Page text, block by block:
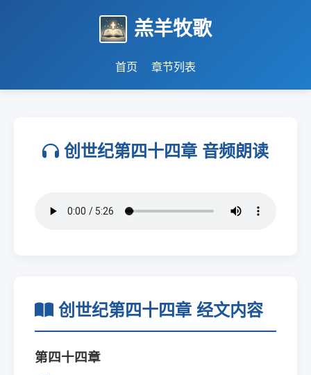
羔羊牧歌
首页 章节列表
创世纪第四十四章 音频朗读
创世纪第四十四章 经文内容
第四十四章